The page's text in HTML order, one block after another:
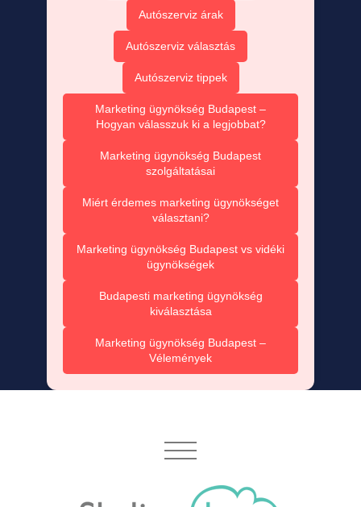
Autószerviz árak
Autószerviz választás
Autószerviz tippek
Marketing ügynökség Budapest –
Hogyan válasszuk ki a legjobbat?
Marketing ügynökség Budapest
szolgáltatásai
Miért érdemes marketing ügynökséget
választani?
Marketing ügynökség Budapest vs vidéki
ügynökségek
Budapesti marketing ügynökség
kiválasztása
Marketing ügynökség Budapest –
Vélemények